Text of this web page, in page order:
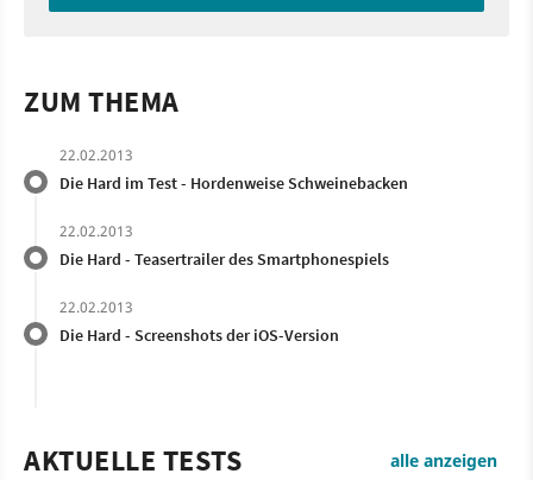
ZUM THEMA
22.02.2013
Die Hard im Test - Hordenweise Schweinebacken
22.02.2013
Die Hard - Teasertrailer des Smartphonespiels
22.02.2013
Die Hard - Screenshots der iOS-Version
AKTUELLE TESTS alle anzeigen